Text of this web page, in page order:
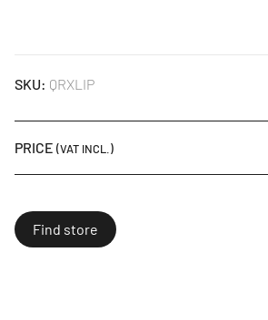
SKU: QRXLIP
PRICE (VAT INCL.)
Find store